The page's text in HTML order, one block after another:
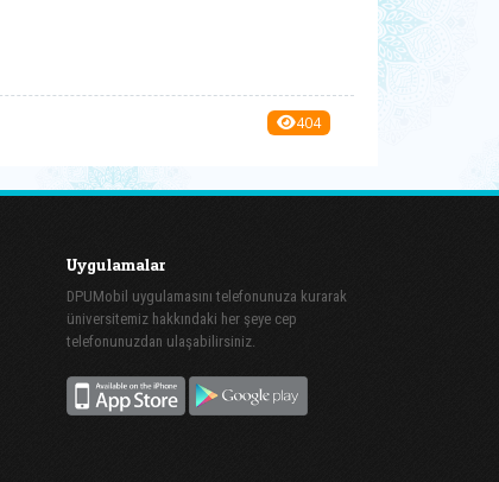
404
Uygulamalar
DPUMobil uygulamasını telefonunuza kurarak
üniversitemiz hakkındaki her şeye cep
telefonunuzdan ulaşabilirsiniz.